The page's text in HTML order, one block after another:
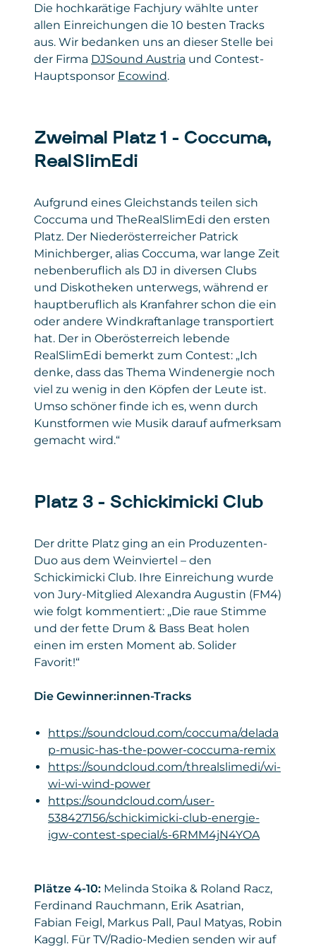
Die hochkarätige Fachjury wählte unter
allen Einreichungen die 10 besten Tracks
aus. Wir bedanken uns an dieser Stelle bei
der Firma DJSound Austria und Contest-
Hauptsponsor Ecowind.
Zweimal Platz 1 – Coccuma,
RealSlimEdi
Aufgrund eines Gleichstands teilen sich
Coccuma und TheRealSlimEdi den ersten
Platz. Der Niederösterreicher Patrick
Minichberger, alias Coccuma, war lange Zeit
nebenberuflich als DJ in diversen Clubs
und Diskotheken unterwegs, während er
hauptberuflich als Kranfahrer schon die ein
oder andere Windkraftanlage transportiert
hat. Der in Oberösterreich lebende
RealSlimEdi bemerkt zum Contest: „Ich
denke, dass das Thema Windenergie noch
viel zu wenig in den Köpfen der Leute ist.
Umso schöner finde ich es, wenn durch
Kunstformen wie Musik darauf aufmerksam
gemacht wird.“
Platz 3 – Schickimicki Club
Der dritte Platz ging an ein Produzenten-
Duo aus dem Weinviertel – den
Schickimicki Club. Ihre Einreichung wurde
von Jury-Mitglied Alexandra Augustin (FM4)
wie folgt kommentiert: „Die raue Stimme
und der fette Drum & Bass Beat holen
einen im ersten Moment ab. Solider
Favorit!“
Die Gewinner:innen-Tracks
https://soundcloud.com/coccuma/delada
p-music-has-the-power-coccuma-remix
https://soundcloud.com/threalslimedi/wi-
wi-wi-wind-power
https://soundcloud.com/user-
538427156/schickimicki-club-energie-
igw-contest-special/s-6RMM4jN4YOA
Plätze 4-10: Melinda Stoika & Roland Racz,
Ferdinand Rauchmann, Erik Asatrian,
Fabian Feigl, Markus Pall, Paul Matyas, Robin
Kaggl. Für TV/Radio-Medien senden wir auf